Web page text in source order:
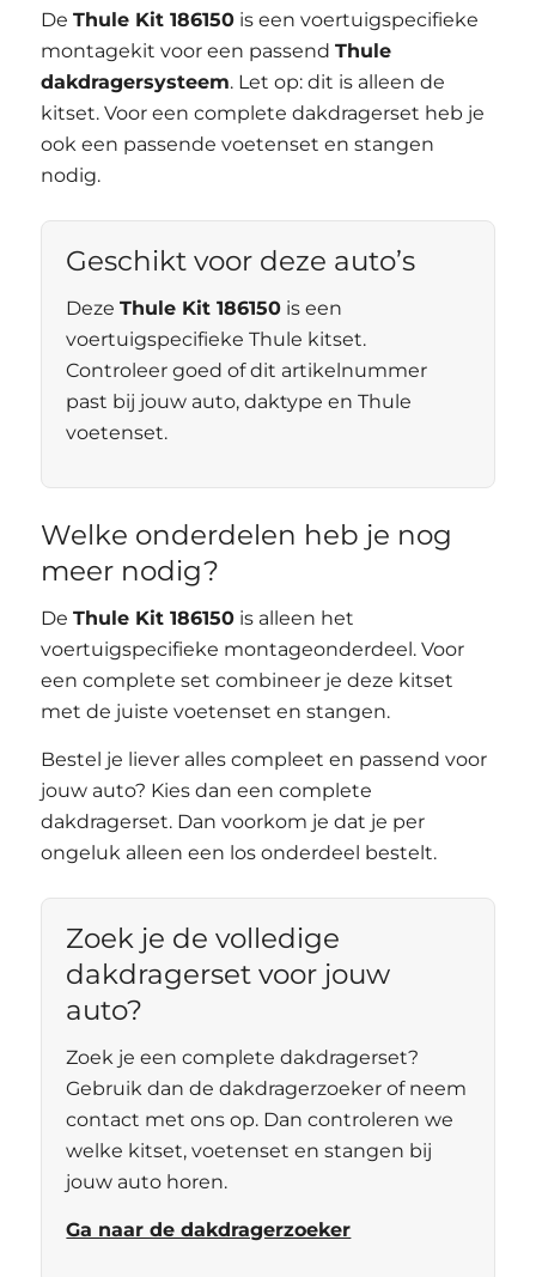
DeThule Kit 186150 is een voertuigspecifieke
montagekit voor een passendThule
dakdragersysteem. Let op: dit is alleen de
kitset. Voor een complete dakdragerset heb je
ook een passende voetenset en stangen
nodig.
Geschikt voor deze auto’s
DezeThule Kit 186150 is een
voertuigspecifieke Thule kitset.
Controleer goed of dit artikelnummer
past bij jouw auto, daktype en Thule
voetenset.
Welke onderdelen heb je nog
meer nodig?
DeThule Kit 186150 is alleen het
voertuigspecifieke montageonderdeel. Voor
een complete set combineer je deze kitset
met de juiste voetenset en stangen.
Bestel je liever alles compleet en passend voor
jouw auto? Kies dan een complete
dakdragerset. Dan voorkom je dat je per
ongeluk alleen een los onderdeel bestelt.
Zoek je de volledige
dakdragerset voor jouw
auto?
Zoek je een complete dakdragerset?
Gebruik dan de dakdragerzoeker of neem
contact met ons op. Dan controleren we
welke kitset, voetenset en stangen bij
jouw auto horen.
Ga naar de dakdragerzoeker